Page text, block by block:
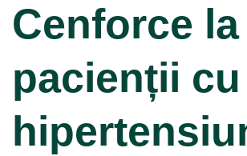
Cenforce la
pacienții cu